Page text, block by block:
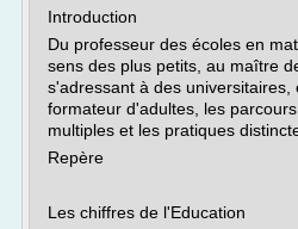
Introduction
Du professeur des écoles en
sens des plus petits, au maître
s'adressant à des universitaires,
formateur d'adultes, les
multiples et les pratiques
Repère
Les chiffres de l'Education